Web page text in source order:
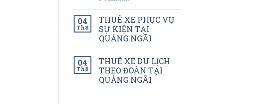
04
Th8
THUÊ XE PHỤC VỤ
SỰ KIỆN TẠI
QUẢNG NGÃI
04
Th8
THUÊ XE DU LỊCH
THEO ĐOÀN TẠI
QUẢNG NGÃI